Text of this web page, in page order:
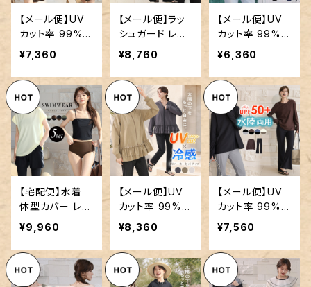
【メール便】UV
カット率 99%以
上 水着 体型カ
バー レディース
半袖 ラッシュガ
ード キャミキニ
3点セット／hys
3344
¥7,360
【メール便】ラッ
シュガード レデ
ィース オールイ
ンワン 2点セット
／rashguard0
96
¥8,760
【メール便】UV
カット率 99%以
上 UVパーカー
ラッシュガード
パーカー レディ
ース ツバ付き／
rashguard098
¥6,360
【宅配便】水着
体型カバー レデ
ィース ラッシュ
ガード キャミキ
ニ 5点セット／h
ys3339
¥9,960
【メール便】UV
カット率 99%以
上 UVパーカー
ラッシュガード
洋服見え ティア
ードフリル ハイ
ネック パーカー
¥8,360
【メール便】UV
カット率 99%以
上 ロンT ラッシ
ュガード 上下 2
点セット／rash
guard094
¥7,560